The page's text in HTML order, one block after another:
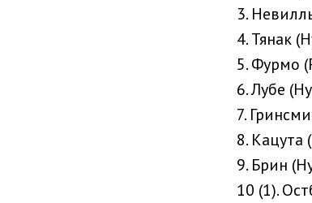
3.
4. Тянак
5. Фурмо
6. Лубе
7.
8. Кацута
9. Брин
10 (1).